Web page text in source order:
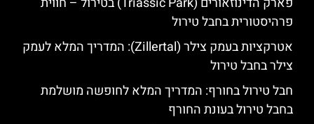
פרהיסטורית בחבל טירול
אטרקציות בעמק צילר (Zillertal): המדריך המלא לעמק
צילר בחבל טירול
חבל טירול בחורף: המדריך המלא לחופשה מושלמת
בחבל טירול בעונת החורף